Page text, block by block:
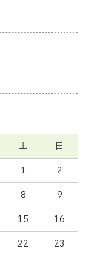
土
日
1
2
8
9
15
16
22
23